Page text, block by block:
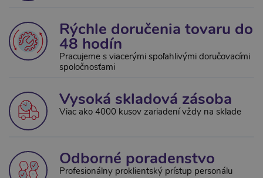
Rýchle doručenia tovaru do
48 hodín
Pracujeme s viacerými spoľahlivými doručovacími
spoločnosťami
Vysoká skladová zásoba
Viac ako 4000 kusov zariadení vždy na sklade
Odborné poradenstvo
Profesionálny proklientský prístup personálu